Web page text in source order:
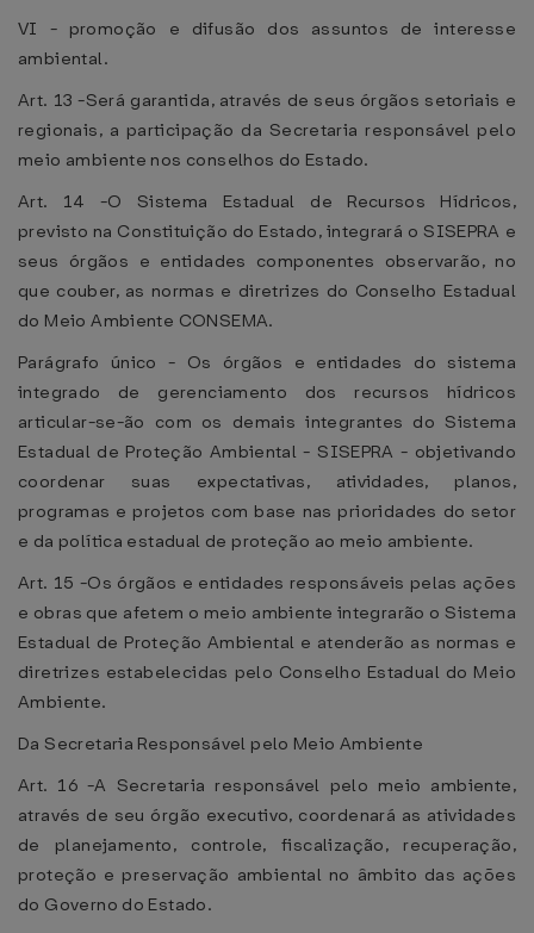
VI - promoção e difusão dos assuntos de interesse
ambiental.
Art. 13 -Será garantida, através de seus órgãos setoriais e
regionais, a participação da Secretaria responsável pelo
meio ambiente nos conselhos do Estado.
Art. 14 -O Sistema Estadual de Recursos Hídricos,
previsto na Constituição do Estado, integrará o SISEPRA e
seus órgãos e entidades componentes observarão, no
que couber, as normas e diretrizes do Conselho Estadual
do Meio Ambiente CONSEMA.
Parágrafo único - Os órgãos e entidades do sistema
integrado de gerenciamento dos recursos hídricos
articular-se-ão com os demais integrantes do Sistema
Estadual de Proteção Ambiental - SISEPRA - objetivando
coordenar suas expectativas, atividades, planos,
programas e projetos com base nas prioridades do setor
e da política estadual de proteção ao meio ambiente.
Art. 15 -Os órgãos e entidades responsáveis pelas ações
e obras que afetem o meio ambiente integrarão o Sistema
Estadual de Proteção Ambiental e atenderão as normas e
diretrizes estabelecidas pelo Conselho Estadual do Meio
Ambiente.
Da Secretaria Responsável pelo Meio Ambiente
Art. 16 -A Secretaria responsável pelo meio ambiente,
através de seu órgão executivo, coordenará as atividades
de planejamento, controle, fiscalização, recuperação,
proteção e preservação ambiental no âmbito das ações
do Governo do Estado.